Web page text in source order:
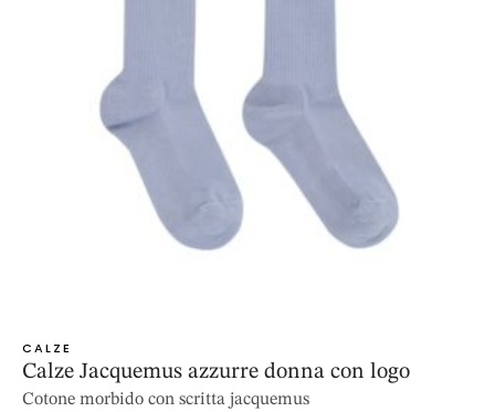
CALZE
Calze Jacquemus azzurre donna con logo
Cotone morbido con scritta jacquemus